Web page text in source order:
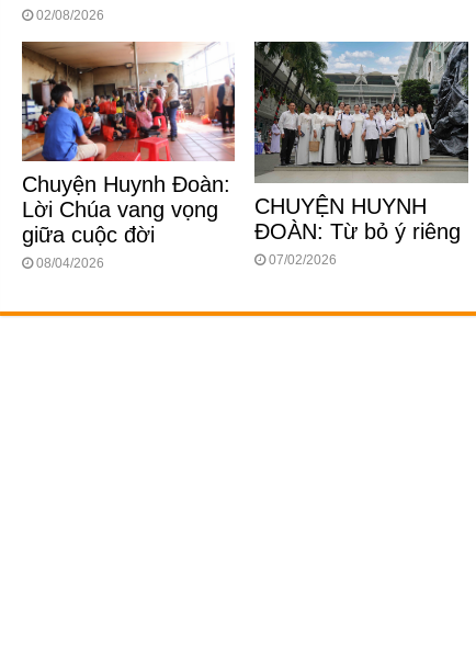
02/08/2026
Chuyện Huynh Đoàn:
Lời Chúa vang vọng
giữa cuộc đời
08/04/2026
CHUYỆN HUYNH
ĐOÀN: Từ bỏ ý riêng
07/02/2026